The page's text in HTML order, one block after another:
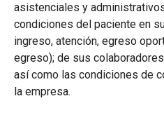
asistenciales y
condiciones del paciente en
ingreso, atención, egreso
egreso); de sus
así como las condiciones de
la empresa.